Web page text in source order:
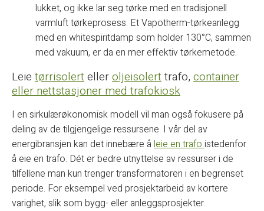
lukket, og ikke lar seg tørke med en tradisjonell
varmluft tørkeprosess. Et Vapotherm-tørkeanlegg
med en whitespiritdamp som holder 130°C, sammen
med vakuum, er da en mer effektiv tørkemetode.
Leie tørrisolertelleroljeisolerttrafo, container
eller nettstasjoner med trafokiosk
I en sirkulærøkonomisk modell vil man også fokusere på
deling av de tilgjengelige ressursene. I vår del av
energibransjen kan det innebære å leie en trafoistedenfor
å eie en trafo. Dét er bedre utnyttelse av ressurser i de
tilfellene man kun trenger transformatoren i en begrenset
periode. For eksempel ved prosjektarbeid av kortere
varighet, slik som bygg- eller anleggsprosjekter.